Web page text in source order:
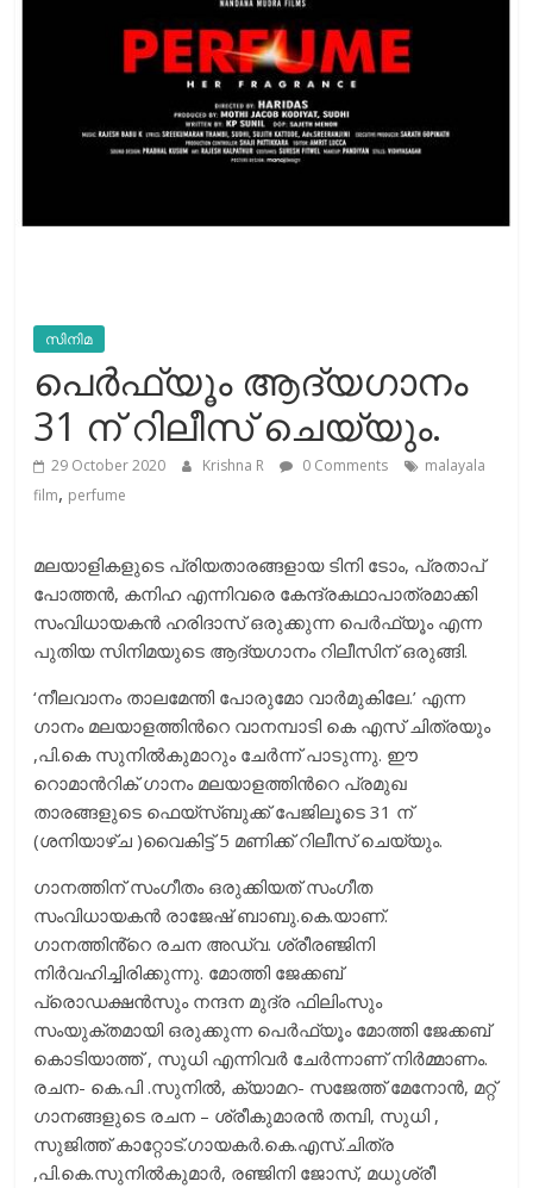
സിനിമ
പെര്‍ഫ്യൂം ആദ്യഗാനം
31 ന് റിലീസ് ചെയ്യും.
29 October 2020 Krishna R 0 Comments
malayala
film, perfume
മലയാളികളുടെ പ്രിയതാരങ്ങളായ ടിനി ടോം, പ്രതാപ്
പോത്തന്‍, കനിഹ എന്നിവരെ കേന്ദ്രകഥാപാത്രമാക്കി
സംവിധായകന്‍ ഹരിദാസ് ഒരുക്കുന്ന പെര്‍ഫ്യൂം എന്ന
പുതിയ സിനിമയുടെ ആദ്യഗാനം റിലീസിന് ഒരുങ്ങി.
‘നീലവാനം താലമേന്തി പോരുമോ വാര്‍മുകിലേ.’ എന്ന
ഗാനം മലയാളത്തിന്‍റെ വാനമ്പാടി കെ എസ് ചിത്രയും
,പി.കെ സുനില്‍കുമാറും ചേര്‍ന്ന് പാടുന്നു. ഈ
റൊമാന്‍റിക് ഗാനം മലയാളത്തിന്‍റെ പ്രമുഖ
താരങ്ങളുടെ ഫെയ്സ്ബുക്ക് പേജിലൂടെ 31 ന്
(ശനിയാഴ്ച )വൈകിട്ട് 5 മണിക്ക് റിലീസ് ചെയ്യും.
ഗാനത്തിന് സംഗീതം ഒരുക്കിയത് സംഗീത
സംവിധായകൻ രാജേഷ് ബാബു.കെ.യാണ്.
ഗാനത്തിൻ്റെ രചന അഡ്വ. ശ്രീരഞ്ജിനി
നിർവഹിച്ചിരിക്കുന്നു. മോത്തി ജേക്കബ്
പ്രൊഡക്ഷന്‍സും നന്ദന മുദ്ര ഫിലിംസും
സംയുക്തമായി ഒരുക്കുന്ന പെര്‍ഫ്യൂം മോത്തി ജേക്കബ്
കൊടിയാത്ത് , സുധി എന്നിവര്‍ ചേര്‍ന്നാണ് നിര്‍മ്മാണം.
രചന- കെ.പി .സുനില്‍, ക്യാമറ- സജേത്ത് മേനോന്‍, മറ്റ്
ഗാനങ്ങളുടെ രചന – ശ്രീകുമാരന്‍ തമ്പി, സുധി ,
സുജിത്ത് കാറ്റോട്.ഗായകർ.കെ.എസ്.ചിത്ര
,പി.കെ.സുനിൽകുമാർ, രഞ്ജിനി ജോസ്, മധുശ്രീ